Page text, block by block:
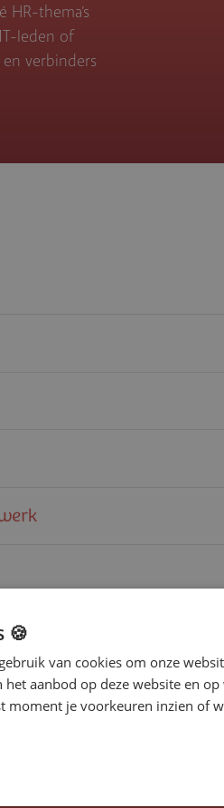
HR-thema’s
leden of
verbinders
🍪
van cookies om onze
aanbod op deze website en
moment je voorkeuren inzien of